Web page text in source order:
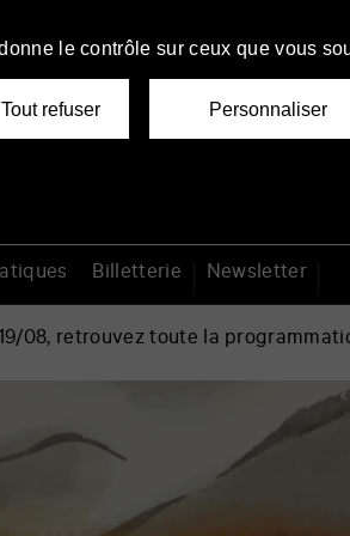
Billetterie Newsletter
08, retrouvez toute la
le contrôle sur ceux que vous
Tout refuser Personnaliser